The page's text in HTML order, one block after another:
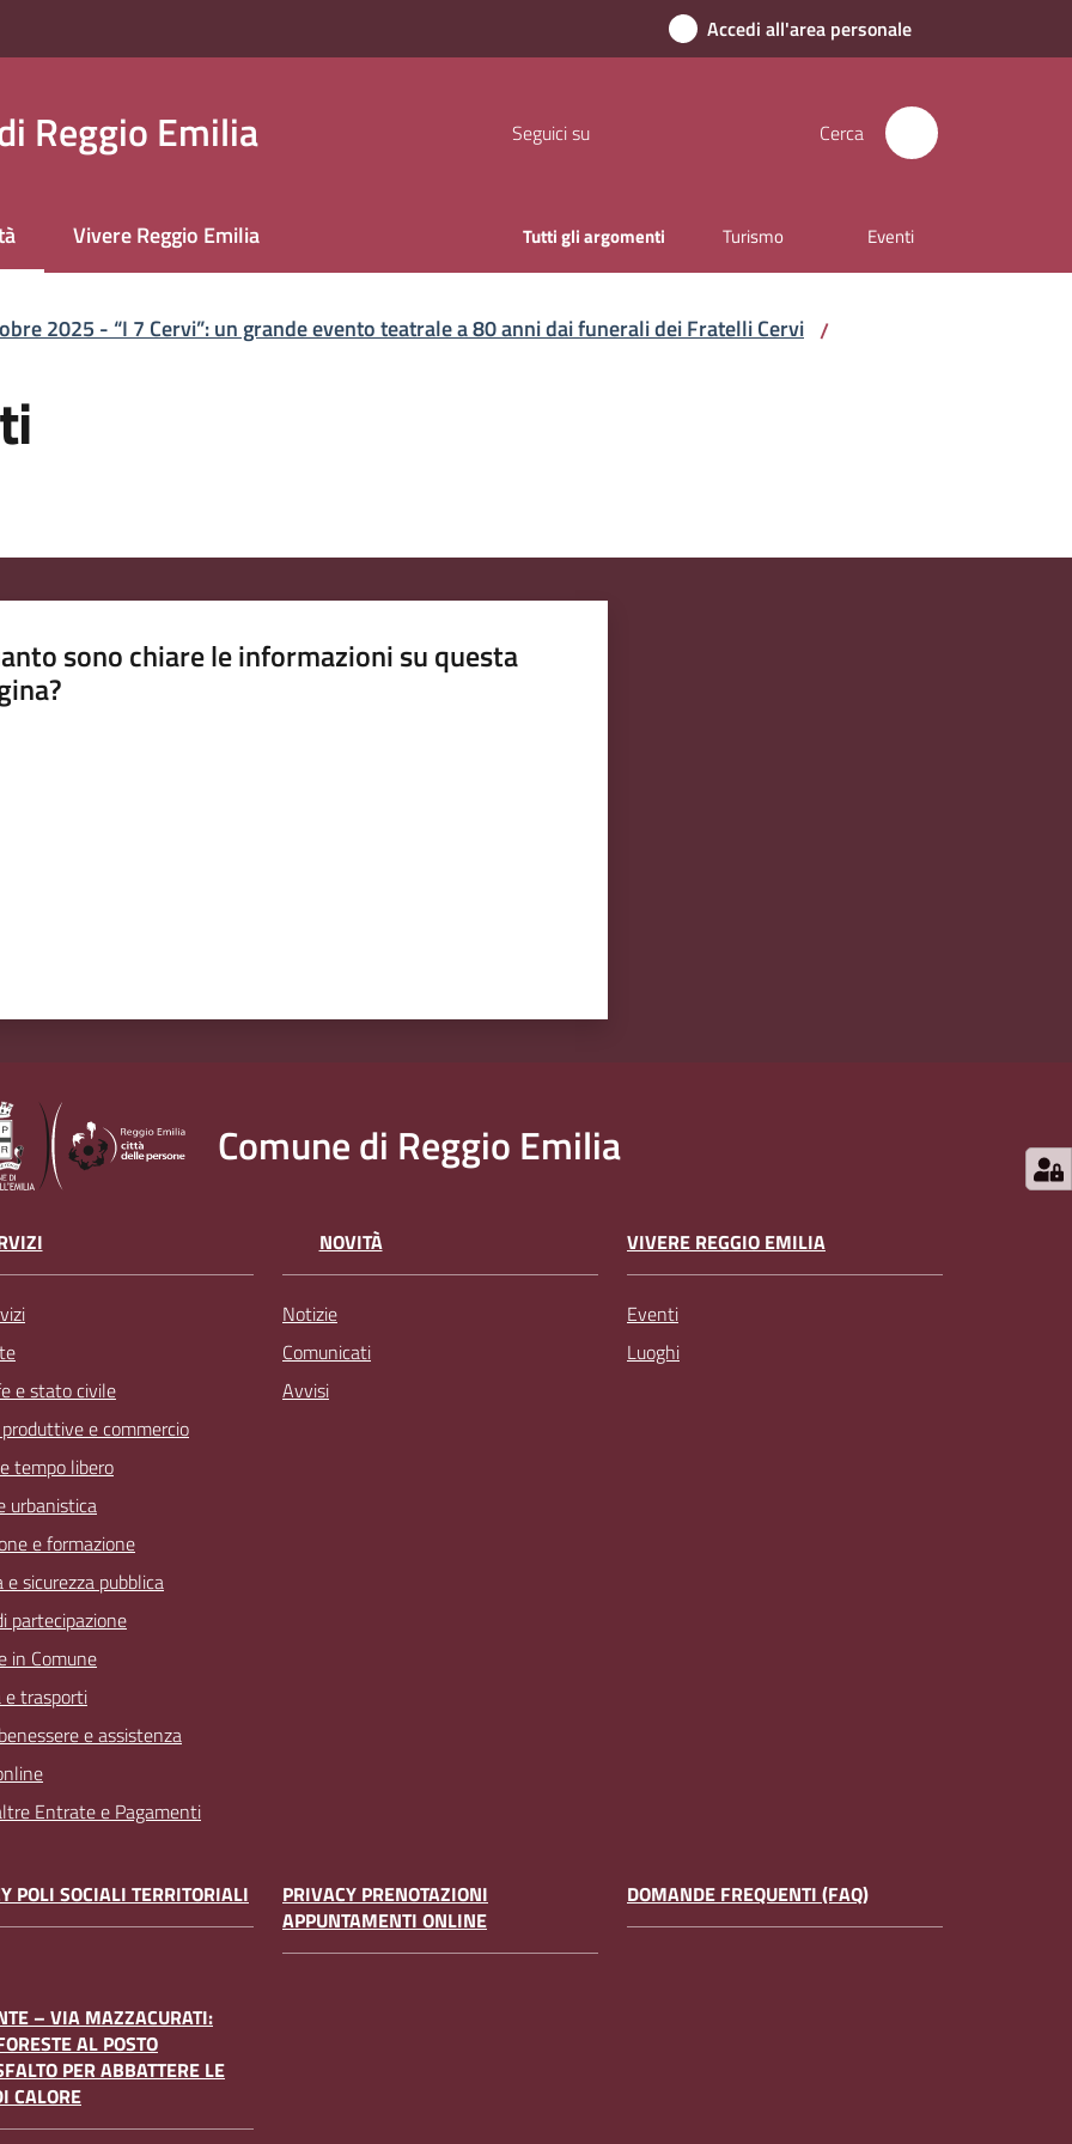
Accedi all'area personale
Reggio Emilia Seguici su Cerca
selezionatoVivere Reggio Emilia Tutti gli argomenti Turismo Eventi
2025 - “I 7 Cervi”: un grande evento teatrale a 80 anni dai funerali dei Fratelli Cervi /
sono chiare le informazioni su questa
Comune di Reggio Emilia
e stato civile
e commercio
tempo libero
urbanistica
e formazione
e sicurezza pubblica
partecipazione
in Comune
e trasporti
e assistenza
Entrate e Pagamenti
NOVITÀ
Notizie
Comunicati
Avvisi
VIVERE REGGIO EMILIA
Eventi
Luoghi
POLI SOCIALI TERRITORIALI
PRIVACY PRENOTAZIONI
APPUNTAMENTI ONLINE
DOMANDE FREQUENTI (FAQ)
– VIA MAZZACURATI:
AL POSTO
PER ABBATTERE LE
CALORE